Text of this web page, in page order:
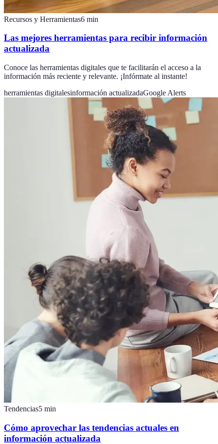
Recursos y Herramientas6 min
Las mejores herramientas para recibir información
actualizada
Conoce las herramientas digitales que te facilitarán el acceso a la
información más reciente y relevante. ¡Infórmate al instante!
herramientas digitalesinformación actualizadaGoogle Alerts
Tendencias5 min
Cómo aprovechar las tendencias actuales en
información actualizada